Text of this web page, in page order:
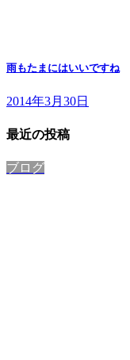
雨もたまにはいいですね
2014年3月30日
最近の投稿
ブログ